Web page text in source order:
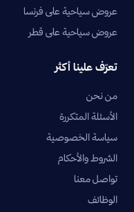
عروض سياحية على فرنسا
عروض سياحية على قطر
تعرّف علينا أكثر
من نحن
الأسئلة المتكررة
سياسة الخصوصية
الشروط والأحكام
تواصل معنا
الوظائف